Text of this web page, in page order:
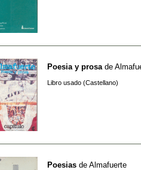
Poesia y prosa de
Libro usado (Castellano)
Poesias de Almafuerte